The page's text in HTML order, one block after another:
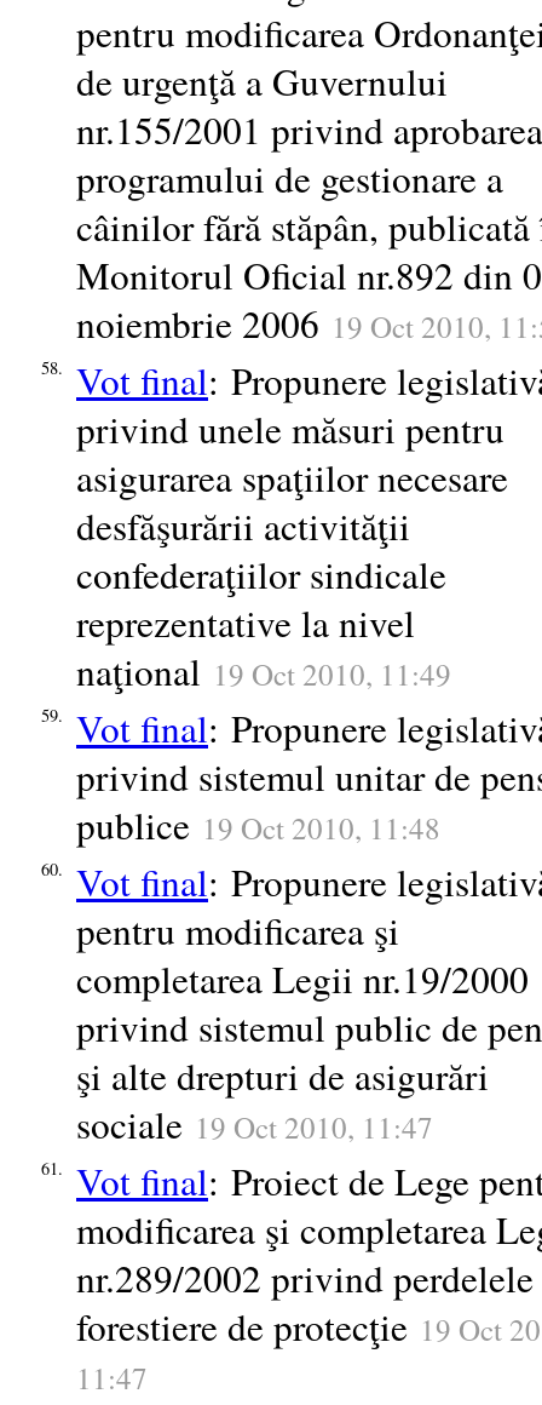
pentru modificarea
de urgenţă a Guvernului
nr.155/2001 privind aprobarea
programului de gestionare a
câinilor fără stăpân,
Monitorul Oficial nr.892 din
noiembrie 2006 19 Oct 2010,
58. Vot final: Propunere
privind unele măsuri pentru
asigurarea spaţiilor necesare
desfăşurării activităţii
confederaţiilor sindicale
reprezentative la nivel
naţional 19 Oct 2010, 11:49
59. Vot final: Propunere
privind sistemul unitar de
publice 19 Oct 2010, 11:48
60. Vot final: Propunere
pentru modificarea şi
completarea Legii nr.19/2000
privind sistemul public de
şi alte drepturi de asigurări
sociale 19 Oct 2010, 11:47
61. Vot final: Proiect de Lege
modificarea şi completarea
nr.289/2002 privind perdelele
forestiere de protecţie 19 Oct
11:47